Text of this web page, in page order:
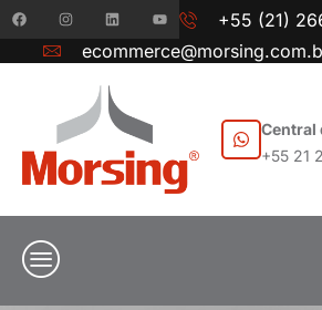
+55 (21)
Central
+55 21